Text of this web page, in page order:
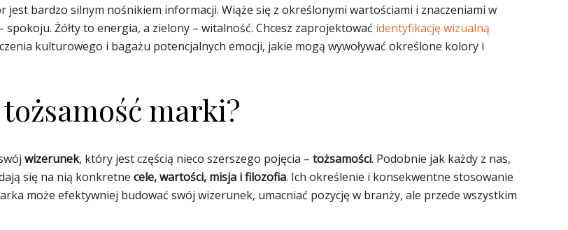
jest bardzo silnym nośnikiem informacji. Wiąże się z określonymi wartościami i znaczeniami w
Żółty to energia, a zielony – witalność. Chcesz zaprojektować identyfikację wizualną
kulturowego i bagażu potencjalnych emocji, jakie mogą wywoływać określone kolory i
marki?
wizerunek, który jest częścią nieco szerszego pojęcia – tożsamości. Podobnie jak każdy z nas,
się na nią konkretne cele, wartości, misja i filozofia. Ich określenie i konsekwentne stosowanie
może efektywniej budować swój wizerunek, umacniać pozycję w branży, ale przede wszystkim